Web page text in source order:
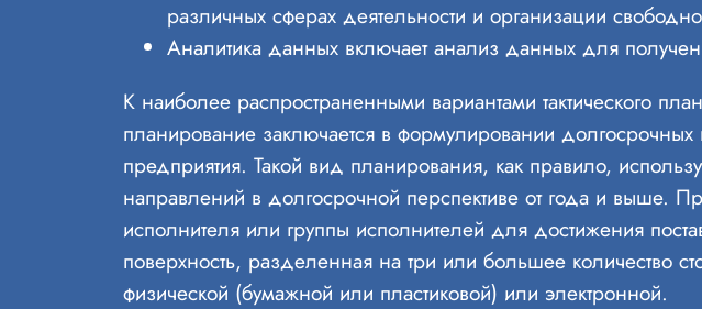
различных сферах деятельности и организации
Аналитика данных включает анализ данных для
К наиболее распространенными вариантами тактического
планирование заключается в формулировании
предприятия. Такой вид планирования, как правило,
направлений в долгосрочной перспективе от года и выше.
исполнителя или группы исполнителей для достижения
поверхность, разделенная на три или большее количество
физической (бумажной или пластиковой) или электронной.